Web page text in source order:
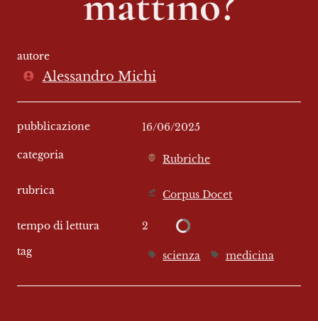
autore
Alessandro Michi
pubblicazione 16/06/2025
categoria Rubriche
rubrica Corpus Docet
tempo di lettura 2
tag scienza medicina